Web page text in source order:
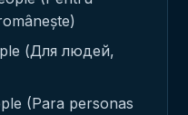
(Для людей,
(Para personas